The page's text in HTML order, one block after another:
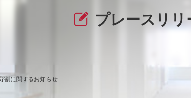
プレースリリ
割に関するお知らせ